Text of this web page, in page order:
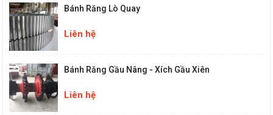
Bánh Răng Lò Quay
Liên hệ
Bánh Răng Gầu Nâng - Xích Gầu Xiên
Liên hệ